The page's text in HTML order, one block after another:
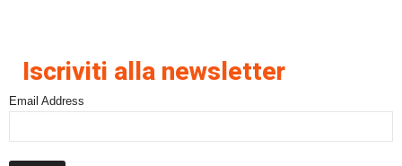
Iscriviti alla newsletter
Email Address